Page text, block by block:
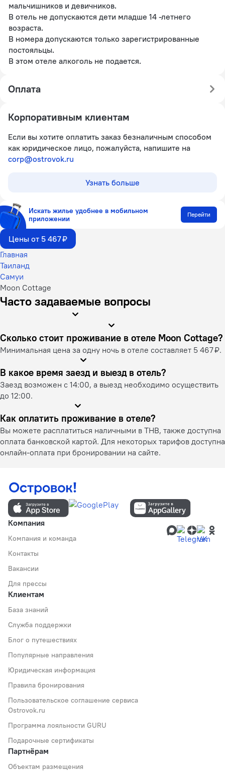
мальчишников и девичников.
В отель не допускаются дети младше 14 -летнего
возраста.
В номера допускаются только зарегистрированные
постояльцы.
В этом отеле алкоголь не подается.
Оплата
Корпоративным клиентам
Если вы хотите оплатить заказ безналичным способом
как юридическое лицо, пожалуйста, напишите на
corp@ostrovok.ru
Узнать больше
Искать жилье удобнее в мобильном
приложении
Перейти
Цены от 5 467 ₽
Главная
Таиланд
Самуи
Moon Cottage
Часто задаваемые вопросы
Сколько стоит проживание в отеле Moon Cottage?
Минимальная цена за одну ночь в отеле составляет 5 467 ₽.
В какое время заезд и выезд в отель?
Заезд возможен с 14:00, а выезд необходимо осуществить
до 12:00.
Как оплатить проживание в отеле?
Вы можете расплатиться наличными в THB, также доступна
оплата банковской картой. Для некоторых тарифов доступна
онлайн-оплата при бронировании на сайте.
Компания
Компания и команда
Контакты
Вакансии
Для прессы
Клиентам
База знаний
Служба поддержки
Блог о путешествиях
Популярные направления
Юридическая информация
Правила бронирования
Пользовательское соглашение сервиса
Ostrovok.ru
Программа лояльности GURU
Подарочные сертификаты
Партнёрам
Объектам размещения